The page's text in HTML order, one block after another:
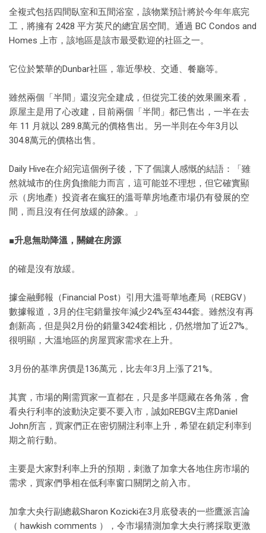
全複式包括四間臥室和五間浴室，該物業預計將於今年年底完
工，將擁有 2428 平方英尺的總宜居空間。通過 BC Condos and
Homes 上市，該地區是該市最受歡迎的社區之一。
它位於繁華的Dunbar社區，靠近學校、交通、餐廳等。
雖然兩個「半間」還沒完全建成，但從完工後的效果圖來看，
原屋主是用了心改建，目前兩個「半間」都已售出，一半在去
年 11 月就以 289.8萬元的價格售出。另一半則在今年3月以
304.8萬元的價格出售。
Daily Hive在介紹完這個例子後，下了個讓人感慨的結語：「雖
然就城市的住房負擔能力而言，這可能並不理想，但它確實顯
示（房地產）投資者在瘋狂的溫哥華房地產市場仍有發展的空
間，而且沒有任何放緩的跡象。」
■升息無助降溫，關鍵在房源
的確是沒有放緩。
據金融郵報（Financial Post）引用大溫哥華地產局（REBGV）
數據報道，3月的住宅銷量按年減少24%至4344套。雖然沒有再
創新高，但是與2月份的銷量3424套相比，仍然增加了近27%。
很明顯，大溫地區的房屋買家需求在上升。
3月份的基準房價是136萬元，比去年3月上漲了21%。
其實，市場的剛需買家一直都在，只是多半隱藏在各角落，會
看央行利率的波動決定要不要入市，誠如REBGV主席Daniel
John所言，買家們正在密切關注利率上升，希望在鎖定利率到
期之前行動。
主要是大家對利率上升的預期，刺激了加拿大各地住房市場的
需求，買家們爭相在低利率窗口關閉之前入市。
加拿大央行副總裁Sharon Kozicki在3月底發表的一些鷹派言論
（ hawkish comments ），令市場猜測加拿大央行將採取更激